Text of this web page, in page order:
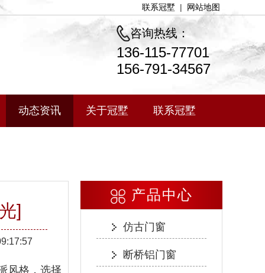
联系冠墅 | 网站地图
咨询热线：
136-115-77701
156-791-34567
动态资讯 关于冠墅 联系冠墅
]
风格，选择
产品中心
仿古门窗
断桥铝门窗